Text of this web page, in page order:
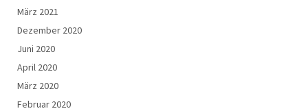
März 2021
Dezember 2020
Juni 2020
April 2020
März 2020
Februar 2020